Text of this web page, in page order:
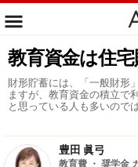
教育資金は住
財形貯蓄には、「一般財形
ますが、教育資金の積立で
と思っている人も多いので
豊田 眞弓
教育費 ・ 奨学金